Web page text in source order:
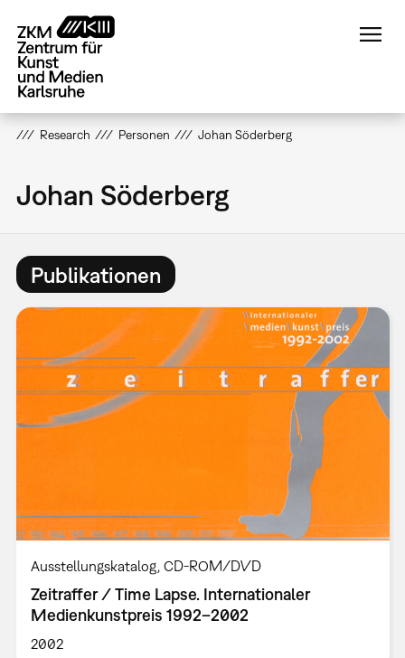
zum
Inhalt
Research Personen Johan Söderberg
Johan Söderberg
Publikationen
Ausstellungskatalog CD-ROM/DVD
Zeitraffer / Time Lapse. Internationaler
Medienkunstpreis 1992–2002
2002